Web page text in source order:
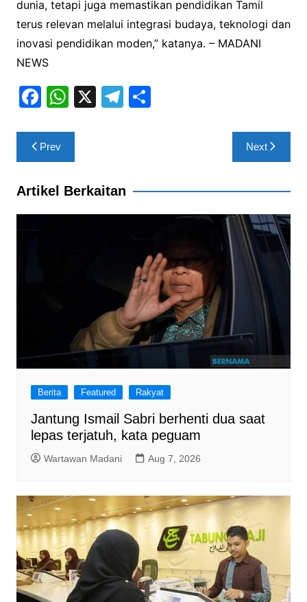
dunia, tetapi juga memastikan pendidikan Tamil
terus relevan melalui integrasi budaya, teknologi dan
inovasi pendidikan moden,” katanya. – MADANI
NEWS
F
c
e
b
W
at
s
A
X T
a
S
Post
navigation
Prev Next
Artikel Berkaitan
Berita Featured Rakyat
Jantung Ismail Sabri berhenti dua saat
lepas terjatuh, kata peguam
Wartawan Madani Aug 7, 2026